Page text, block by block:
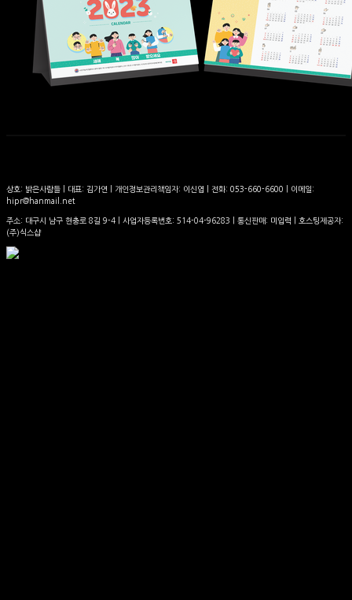
상호: 밝은사람들 | 대표: 김가연 | 개인정보관리책임자: 이신엽 | 전화: 053-660-6600 | 이메일:
hipr@hanmail.net
주소: 대구시 남구 현충로 8길 9-4 | 사업자등록번호: 514-04-96283 | 통신판매: 미입력 | 호스팅제공자:
(주)식스샵